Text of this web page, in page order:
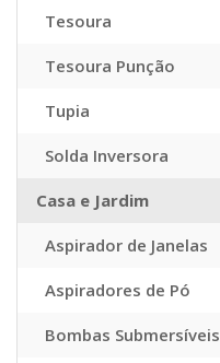
Tesoura
Tesoura Punção
Tupia
Solda Inversora
Casa e Jardim
Aspirador de Janelas
Aspiradores de Pó
Bombas Submersíveis